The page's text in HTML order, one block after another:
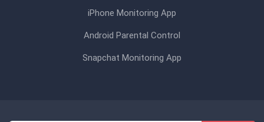
iPhone Monitoring App
Android Parental Control
Snapchat Monitoring App